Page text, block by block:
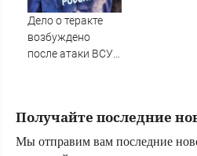
Дело о теракте
возбуждено
после атаки ВСУ
Получайте последние
Мы отправим вам последние